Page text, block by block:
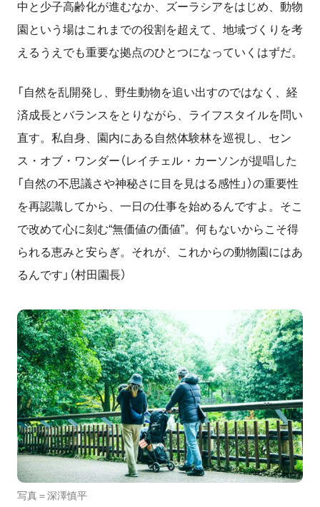
中と少子高齢化が進むなか、ズーラシアをはじめ、動物
園という場はこれまでの役割を超えて、地域づくりを考
えるうえでも重要な拠点のひとつになっていくはずだ。
「自然を乱開発し、野生動物を追い出すのではなく、経
済成長とバランスをとりながら、ライフスタイルを問い
直す。私自身、
園内にある自然体験林を巡視し、セン
ス・オブ・ワンダー（レイチェル・ カーソンが提唱した
「自然の不思議さや神秘さに目を見はる感性」）の重要性
を再認識してから、一日の仕事を始めるんですよ。 そこ
で改めて心に刻む“無価値の価値”。何もないからこそ得
られる恵みと安らぎ。それが、これからの動物園にはあ
るんです」（村田園長）
写真＝深澤慎平